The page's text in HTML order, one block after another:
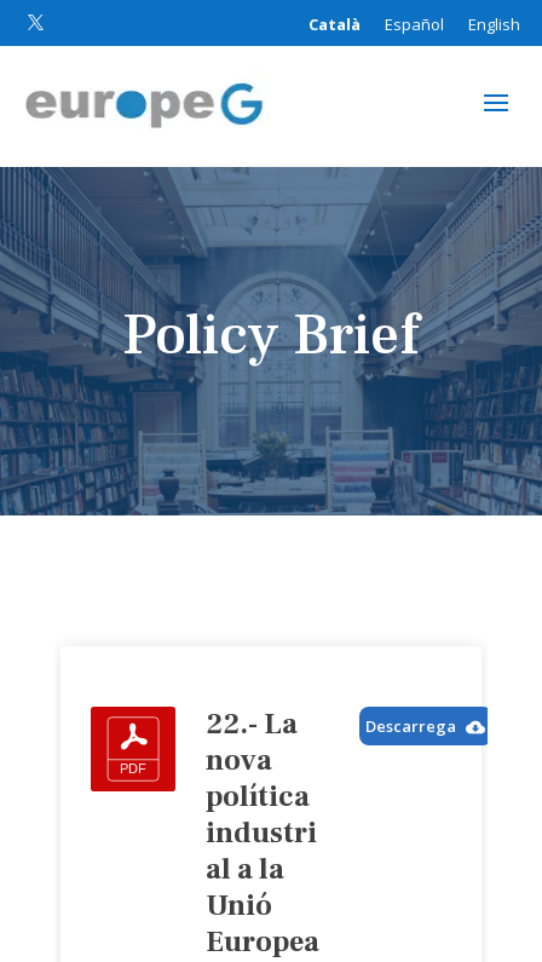
 Català Español English
Policy Brief
22.- La
nova
política
industri
al a la
Unió
Europea
Descarrega